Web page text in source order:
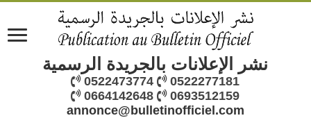
نشر الإعلانات بالجريدة الرسمية
0522473774
0522277181
0664142648
0693512159
annonce@bulletinofficiel.com